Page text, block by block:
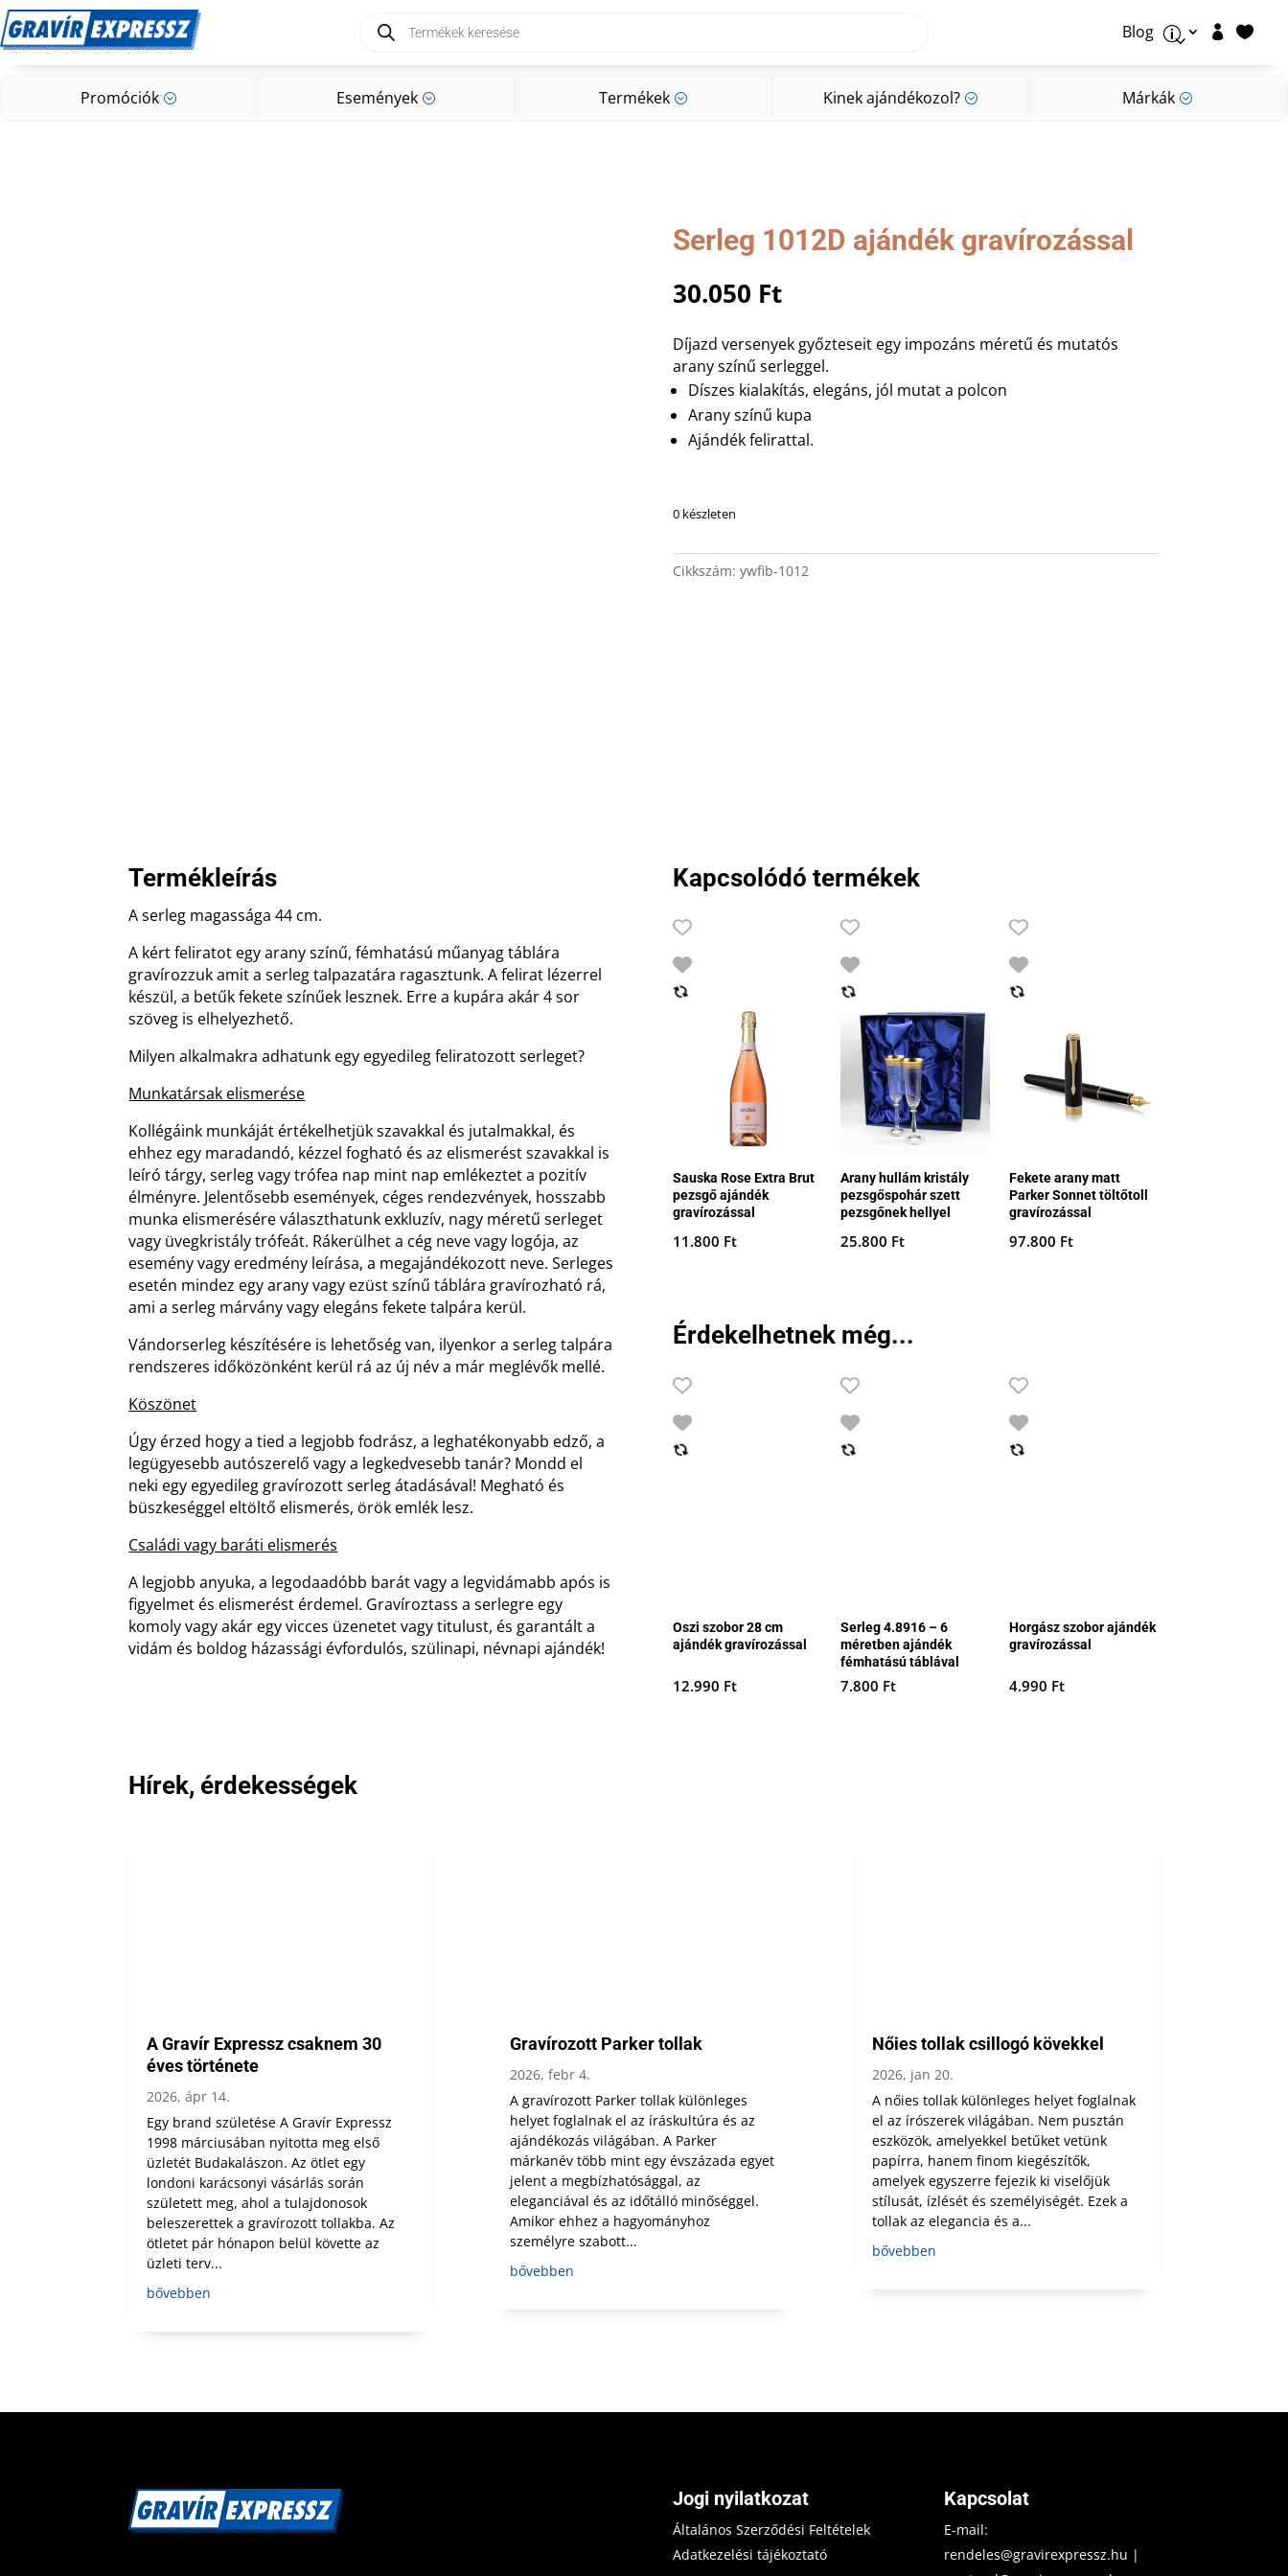
search Blog p  
Promóciók ; Események ; Termékek ; Kinek ajándékozol? ; Márkák ;
Promóciók; Események Márkák;
Serleg 1012D ajándék gravírozással
30.050 Ft
Díjazd versenyek győzteseit egy impozáns méretű és mutatós
arany színű serleggel.
Díszes kialakítás, elegáns, jól mutat a polcon
Arany színű kupa
Ajándék felirattal.
0 készleten
Cikkszám: ywfib-1012
Termékleírás
A serleg magassága 44 cm.
A kért feliratot egy arany színű, fémhatású műanyag táblára
gravírozzuk amit a serleg talpazatára ragasztunk. A felirat lézerrel
készül, a betűk fekete színűek lesznek. Erre a kupára akár 4 sor
szöveg is elhelyezhető.
Milyen alkalmakra adhatunk egy egyedileg feliratozott serleget?
Munkatársak elismerése
Kollégáink munkáját értékelhetjük szavakkal és jutalmakkal, és
ehhez egy maradandó, kézzel fogható és az elismerést szavakkal is
leíró tárgy, serleg vagy trófea nap mint nap emlékeztet a pozitív
élményre. Jelentősebb események, céges rendezvények, hosszabb
munka elismerésére választhatunk exkluzív, nagy méretű serleget
vagy üvegkristály trófeát. Rákerülhet a cég neve vagy logója, az
esemény vagy eredmény leírása, a megajándékozott neve. Serleges
esetén mindez egy arany vagy ezüst színű táblára gravírozható rá,
ami a serleg márvány vagy elegáns fekete talpára kerül.
Vándorserleg készítésére is lehetőség van, ilyenkor a serleg talpára
rendszeres időközönként kerül rá az új név a már meglévők mellé.
Köszönet
Úgy érzed hogy a tied a legjobb fodrász, a leghatékonyabb edző, a
legügyesebb autószerelő vagy a legkedvesebb tanár? Mondd el
neki egy egyedileg gravírozott serleg átadásával! Megható és
büszkeséggel eltöltő elismerés, örök emlék lesz.
Családi vagy baráti elismerés
A legjobb anyuka, a legodaadóbb barát vagy a legvidámabb após is
figyelmet és elismerést érdemel. Gravíroztass a serlegre egy
komoly vagy akár egy vicces üzenetet vagy titulust, és garantált a
vidám és boldog házassági évfordulós, szülinapi, névnapi ajándék!
Kapcsolódó termékek
Sauska Rose Extra Brut
pezsgő ajándék
gravírozással
11.800 Ft
Arany hullám kristály
pezsgőspohár szett
pezsgőnek hellyel
25.800 Ft
Fekete arany matt
Parker Sonnet töltőtoll
gravírozással
97.800 Ft
Érdekelhetnek még...
Oszi szobor 28 cm
ajándék gravírozással
12.990 Ft
Serleg 4.8916 – 6
méretben ajándék
fémhatású táblával
7.800 Ft
Horgász szobor ajándék
gravírozással
4.990 Ft
Hírek, érdekességek
A Gravír Expressz csaknem 30
éves története
2026, ápr 14.
Egy brand születése A Gravír Expressz
1998 márciusában nyitotta meg első
üzletét Budakalászon. Az ötlet egy
londoni karácsonyi vásárlás során
született meg, ahol a tulajdonosok
beleszerettek a gravírozott tollakba. Az
ötletet pár hónapon belül követte az
üzleti terv...
bővebben
Gravírozott Parker tollak
2026, febr 4.
A gravírozott Parker tollak különleges
helyet foglalnak el az íráskultúra és az
ajándékozás világában. A Parker
márkanév több mint egy évszázada egyet
jelent a megbízhatósággal, az
eleganciával és az időtálló minőséggel.
Amikor ehhez a hagyományhoz
személyre szabott...
bővebben
Nőies tollak csillogó kövekkel
2026, jan 20.
A nőies tollak különleges helyet foglalnak
el az írószerek világában. Nem pusztán
eszközök, amelyekkel betűket vetünk
papírra, hanem finom kiegészítők,
amelyek egyszerre fejezik ki viselőjük
stílusát, ízlését és személyiségét. Ezek a
tollak az elegancia és a...
bővebben
Jogi nyilatkozat
Általános Szerződési Feltételek
Adatkezelési tájékoztató
Kapcsolat
E-mail:
rendeles@gravirexpressz.hu |